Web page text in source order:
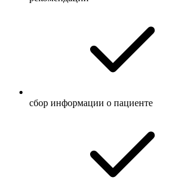
сбор информации о пациенте